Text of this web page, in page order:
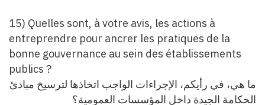
15) Quelles sont, à votre avis, les actions à
entreprendre pour ancrer les pratiques de la
bonne gouvernance au sein des établissements
publics ?
ما هي، في رأيكم، الإجراءات الواجب اتخاذها لترسيخ مبادئ
الحكامة الجيدة داخل المؤسسات العمومية؟